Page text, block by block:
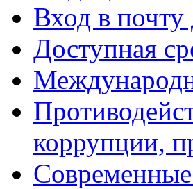
Вход в почту
Доступная
коррупции,